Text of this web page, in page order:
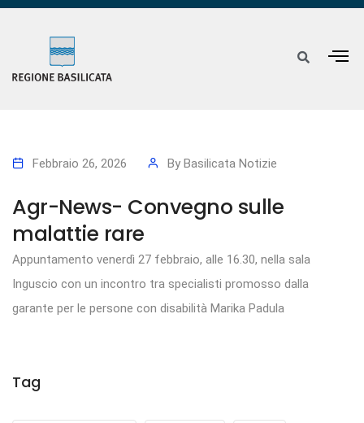
Febbraio 26, 2026 By Basilicata Notizie
Agr-News- Convegno sulle
malattie rare
Appuntamento venerdì 27 febbraio, alle 16.30, nella sala
Inguscio con un incontro tra specialisti promosso dalla
garante per le persone con disabilità Marika Padula
Tag